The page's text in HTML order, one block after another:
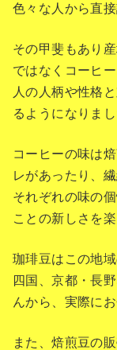
色々な人から直
その甲斐もあり
ではなくコーヒ
人の人柄や性格
るようになりまし
コーヒーの味は
レがあったり、
それぞれの味の
ことの新しさを
珈琲豆はこの地
四国、京都・長
んから、実際に
また、焙煎豆の